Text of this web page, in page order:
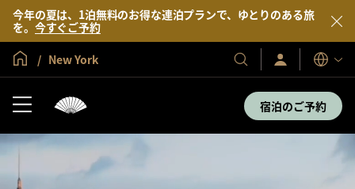
今年の夏は、1泊無料のお得な連泊プランで、ゆとりのある旅
を。 今すぐご予約
グローバル ホーム
New York
当
社
サ
イ
ン
／
表
示
言
語
宿泊のご予約